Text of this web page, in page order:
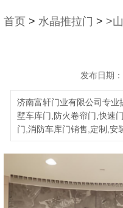
首页 > 水晶推拉门 > >
发布日期
济南富轩门业有限公司专
墅车库门,防火卷帘门,快速
门,消防车库门销售,定制,安